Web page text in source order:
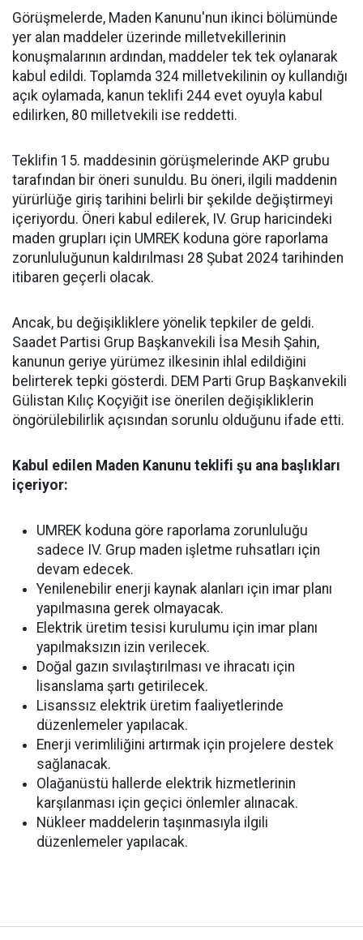
Görüşmelerde, Maden Kanunu'nun ikinci bölümünde
yer alan maddeler üzerinde milletvekillerinin
konuşmalarının ardından, maddeler tek tek oylanarak
kabul edildi. Toplamda 324 milletvekilinin oy kullandığı
açık oylamada, kanun teklifi 244 evet oyuyla kabul
edilirken, 80 milletvekili ise reddetti.
Teklifin 15. maddesinin görüşmelerinde AKP grubu
tarafından bir öneri sunuldu. Bu öneri, ilgili maddenin
yürürlüğe giriş tarihini belirli bir şekilde değiştirmeyi
içeriyordu. Öneri kabul edilerek, IV. Grup haricindeki
maden grupları için UMREK koduna göre raporlama
zorunluluğunun kaldırılması 28 Şubat 2024 tarihinden
itibaren geçerli olacak.
Ancak, bu değişikliklere yönelik tepkiler de geldi.
Saadet Partisi Grup Başkanvekili İsa Mesih Şahin,
kanunun geriye yürümez ilkesinin ihlal edildiğini
belirterek tepki gösterdi. DEM Parti Grup Başkanvekili
Gülistan Kılıç Koçyiğit ise önerilen değişikliklerin
öngörülebilirlik açısından sorunlu olduğunu ifade etti.
Kabul edilen Maden Kanunu teklifi şu ana başlıkları
içeriyor:
UMREK koduna göre raporlama zorunluluğu
sadece IV. Grup maden işletme ruhsatları için
devam edecek.
Yenilenebilir enerji kaynak alanları için imar planı
yapılmasına gerek olmayacak.
Elektrik üretim tesisi kurulumu için imar planı
yapılmaksızın izin verilecek.
Doğal gazın sıvılaştırılması ve ihracatı için
lisanslama şartı getirilecek.
Lisanssız elektrik üretim faaliyetlerinde
düzenlemeler yapılacak.
Enerji verimliliğini artırmak için projelere destek
sağlanacak.
Olağanüstü hallerde elektrik hizmetlerinin
karşılanması için geçici önlemler alınacak.
Nükleer maddelerin taşınmasıyla ilgili
düzenlemeler yapılacak.